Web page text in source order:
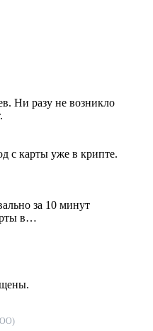
Ни разу не возникло
с карты уже в крипте.
за 10 минут
в…